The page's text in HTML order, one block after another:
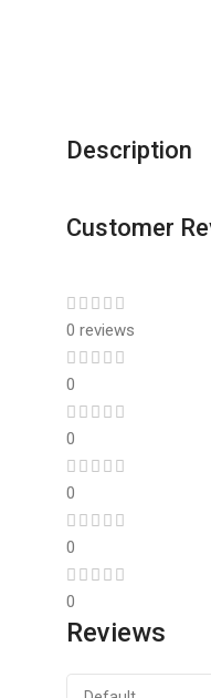
Description
Customer
0 reviews
0
0
0
0
0
Reviews